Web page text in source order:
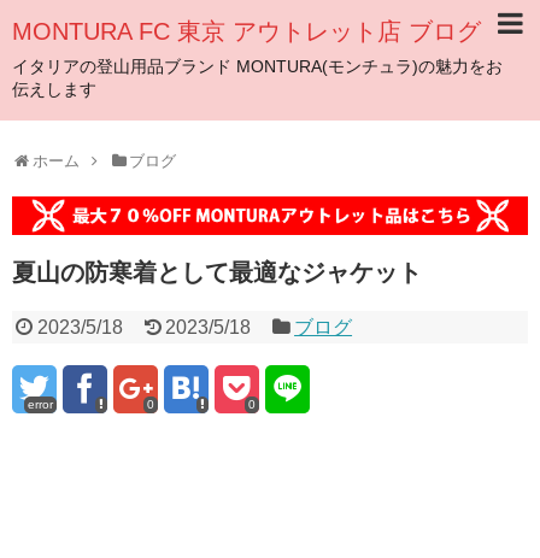
MONTURA FC 東京 アウトレット店 ブログ
イタリアの登山用品ブランド MONTURA(モンチュラ)の魅力をお
伝えします
ホーム ブログ
夏山の防寒着として最適なジャケット
2023/5/18 2023/5/18 ブログ
error 0 0